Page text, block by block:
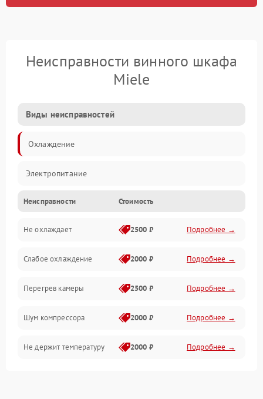
Неисправности винного шкафа
Miele
Виды неисправностей
Охлаждение
Электропитание
Неисправности Стоимость
Не охлаждает 2500 ₽ Подробнее →
Слабое охлаждение 2000 ₽ Подробнее →
Перегрев камеры 2500 ₽ Подробнее →
Шум компрессора 2000 ₽ Подробнее →
Не держит температуру 2000 ₽ Подробнее →